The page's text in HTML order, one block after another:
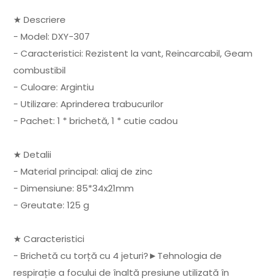
★ Descriere
- Model: DXY-307
- Caracteristici: Rezistent la vant, Reincarcabil, Geam
combustibil
- Culoare: Argintiu
- Utilizare: Aprinderea trabucurilor
- Pachet: 1 * brichetă, 1 * cutie cadou
★ Detalii
- Material principal: aliaj de zinc
- Dimensiune: 85*34x21mm
- Greutate: 125 g
★ Caracteristici
- Brichetă cu torță cu 4 jeturi?►Tehnologia de
respirație a focului de înaltă presiune utilizată în